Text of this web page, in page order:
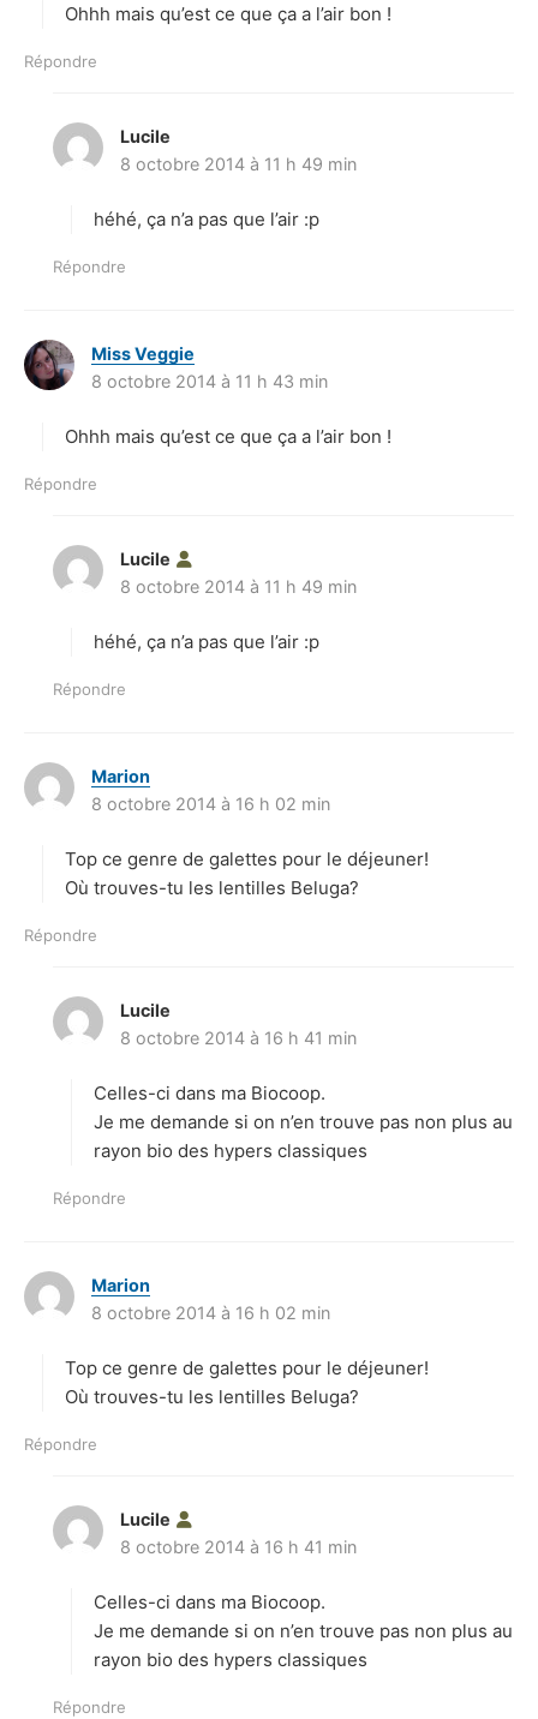
Ohhh mais qu’est ce que ça a l’air bon !
Répondre
Lucile
i
8 octobre 2014 à 11 h 49 min
héhé, ça n’a pas que l’air :p
Répondre
Miss Veggie
i
8 octobre 2014 à 11 h 43 min
Ohhh mais qu’est ce que ça a l’air bon !
Répondre
Lucile
i
8 octobre 2014 à 11 h 49 min
héhé, ça n’a pas que l’air :p
Répondre
Marion
i
:
8 octobre 2014 à 16 h 02 min
Top ce genre de galettes pour le déjeuner!
Où trouves-tu les lentilles Beluga?
Répondre
Lucile
i
:
8 octobre 2014 à 16 h 41 min
Celles-ci dans ma Biocoop.
Je me demande si on n’en trouve pas non plus au
rayon bio des hypers classiques
Répondre
Marion
i
:
8 octobre 2014 à 16 h 02 min
Top ce genre de galettes pour le déjeuner!
Où trouves-tu les lentilles Beluga?
Répondre
Lucile
i
:
8 octobre 2014 à 16 h 41 min
Celles-ci dans ma Biocoop.
Je me demande si on n’en trouve pas non plus au
rayon bio des hypers classiques
Répondre